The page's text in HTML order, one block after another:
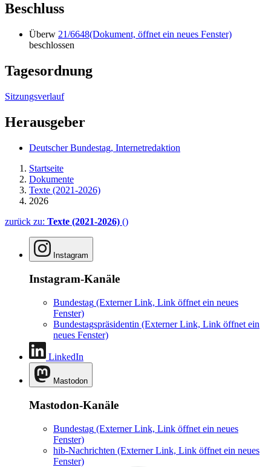
Beschluss
Überw 21/6648(Dokument, öffnet ein neues Fenster)
beschlossen
Tagesordnung
Sitzungsverlauf
Herausgeber
Deutscher Bundestag, Internetredaktion
Startseite
Dokumente
Texte (2021-2026)
2026
zurück zu: Texte (2021-2026) ()
Instagram
Instagram-Kanäle
Bundestag (Externer Link, Link öffnet ein neues
Fenster)
Bundestagspräsidentin (Externer Link, Link öffnet ein
neues Fenster)
LinkedIn
Mastodon
Mastodon-Kanäle
Bundestag (Externer Link, Link öffnet ein neues
Fenster)
hib-Nachrichten (Externer Link, Link öffnet ein neues
Fenster)